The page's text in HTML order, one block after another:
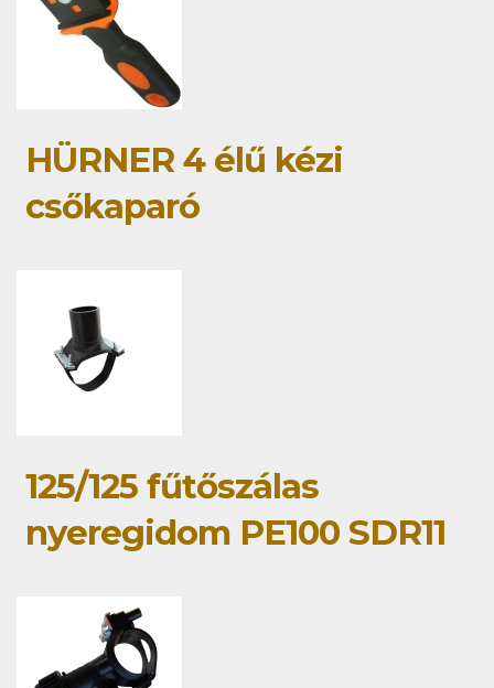
HÜRNER 4 élű kézi
csőkaparó
125/125 fűtőszálas
nyeregidom PE100 SDR11